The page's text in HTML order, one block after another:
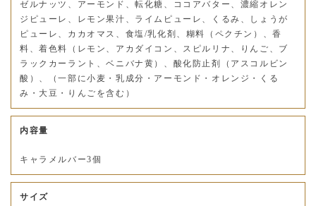
ゼルナッツ、アーモンド、転化糖、ココアバター、濃縮オレン
ジピューレ、レモン果汁、ライムピューレ、くるみ、しょうが
ピューレ、カカオマス、食塩/乳化剤、糊料（ペクチン）、香
料、着色料（レモン、アカダイコン、スピルリナ、りんご、ブ
ラックカーラント、ベニバナ黄）、酸化防止剤（アスコルビン
酸）、（一部に小麦・乳成分・アーモンド・オレンジ・くる
み・大豆・りんごを含む）
内容量
キャラメルバー3個
サイズ